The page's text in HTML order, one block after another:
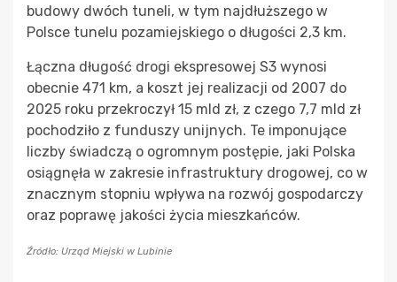
budowy dwóch tuneli, w tym najdłuższego w
Polsce tunelu pozamiejskiego o długości 2,3 km.
Łączna długość drogi ekspresowej S3 wynosi
obecnie 471 km, a koszt jej realizacji od 2007 do
2025 roku przekroczył 15 mld zł, z czego 7,7 mld zł
pochodziło z funduszy unijnych. Te imponujące
liczby świadczą o ogromnym postępie, jaki Polska
osiągnęła w zakresie infrastruktury drogowej, co w
znacznym stopniu wpływa na rozwój gospodarczy
oraz poprawę jakości życia mieszkańców.
Źródło: Urząd Miejski w Lubinie